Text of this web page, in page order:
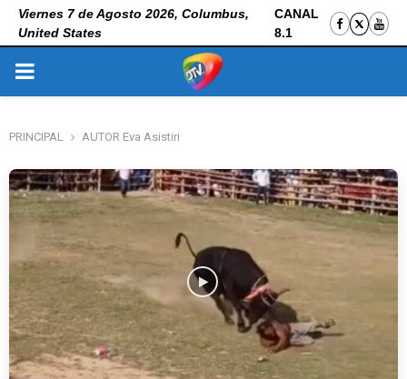
Viernes 7 de Agosto 2026, Columbus,
United States
CANAL
8.1
PRIMARY
PRINCIPAL AUTOR Eva Asistiri